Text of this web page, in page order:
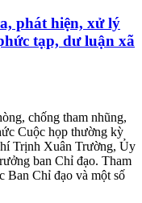
phát hiện, xử lý
tạp, dư luận xã
chống tham nhũng,
Cuộc họp thường kỳ
Trịnh Xuân Trường, Ủy
ban Chỉ đạo. Tham
Ban Chỉ đạo và một số